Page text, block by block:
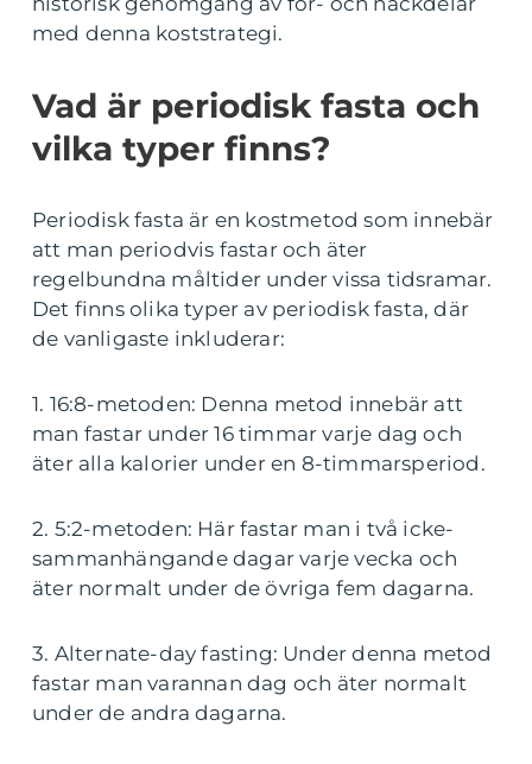
med denna koststrategi.
Vad är periodisk fasta och
vilka typer finns?
Periodisk fasta är en kostmetod som innebär
att man periodvis fastar och äter
regelbundna måltider under vissa tidsramar.
Det finns olika typer av periodisk fasta, där
de vanligaste inkluderar:
1. 16:8-metoden: Denna metod innebär att
man fastar under 16 timmar varje dag och
äter alla kalorier under en 8-timmarsperiod.
2. 5:2-metoden: Här fastar man i två icke-
sammanhängande dagar varje vecka och
äter normalt under de övriga fem dagarna.
3. Alternate-day fasting: Under denna metod
fastar man varannan dag och äter normalt
under de andra dagarna.